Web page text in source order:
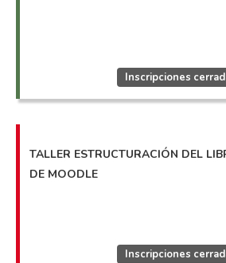
Inscripciones
TALLER ESTRUCTURACIÓN DEL
DE MOODLE
Inscripciones